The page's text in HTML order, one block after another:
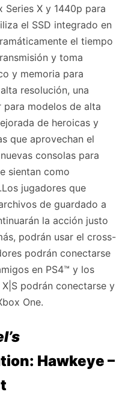
Series X y 1440p para
el SSD integrado en
el tiempo
y toma
y memoria para
resolución, una
modelos de alta
de heroicas y
que aprovechan el
consolas para
sientan como
Los jugadores que
de guardado a
la acción justo
podrán usar el cross-
podrán conectarse
en PS4™ y los
podrán conectarse y
One.
Hawkeye –